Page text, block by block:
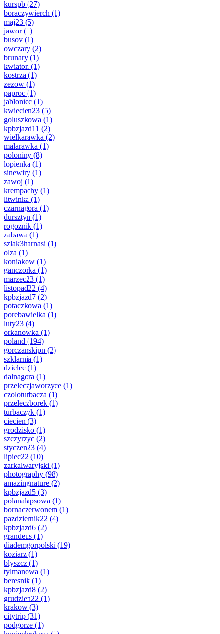
kurspb (27)
boraczywierch (1)
maj23 (5)
jawor(1)
busov (1)
owczary (2)
brunary (1)
kwiaton (1)
kostrza (1)
zezow (1)
paproc (1)
jabloniec (1)
kwiecien23 (5)
goluszkowa (1)
kpbzjazd11 (2)
wielkarawka (2)
malarawka (1)
poloniny (8)
lopienka (1)
sinewiry (1)
zawoj (1)
krempachy (1)
litwinka (1)
czarnagora (1)
dursztyn (1)
rogoznik (1)
zabawa (1)
szlak3harnasi (1)
olza (1)
koniakow (1)
ganczorka (1)
marzec23 (1)
listopad22 (4)
kpbzjazd7 (2)
potaczkowa (1)
porebawielka (1)
luty23 (4)
orkanowka (1)
poland (194)
gorczanskipn (2)
szklarnia (1)
dzielec (1)
dalnagora (1)
przeleczjaworzyce (1)
czoloturbacza (1)
przeleczborek (1)
turbaczyk (1)
ciecien (3)
grodzisko (1)
szczyrzyc (2)
styczen23 (4)
lipiec22 (10)
zarkalwaryjski (1)
photography (98)
amazingnature (2)
kpbzjazd5 (3)
polanalapsowa (1)
bornaczerwonem (1)
pazdziernik22 (4)
kpbzjazd6 (2)
grandeus (1)
diademgorpolski (19)
koziarz (1)
blyszcz (1)
tylmanowa (1)
beresnik (1)
kpbzjazd8 (2)
grudzien22 (1)
krakow (3)
citytrip (31)
podgorze (1)